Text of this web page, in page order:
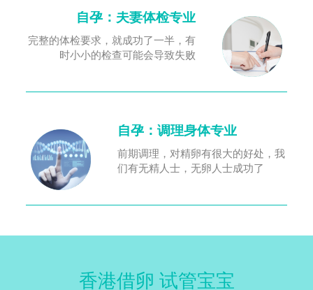
自孕：夫妻体检专业
完整的体检要求，就成功了一半，有
时小小的检查可能会导致失败
自孕：调理身体专业
前期调理，对精卵有很大的好处，我
们有无精人士，无卵人士成功了
香港借卵 试管宝宝